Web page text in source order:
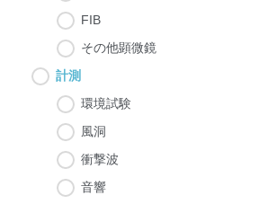
FIB
その他顕微鏡
計測
環境試験
風洞
衝撃波
音響